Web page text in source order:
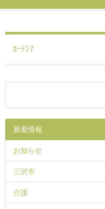
ｶｰﾃﾝ7
新着情報
お知らせ
三沢市
介護